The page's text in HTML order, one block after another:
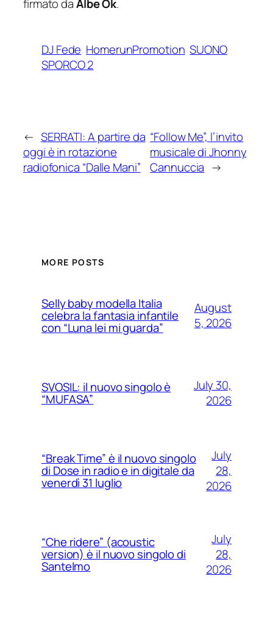
firmato daAlbe Ok.
DJ Fede HomerunPromotion SUONO
SPORCO 2
← SERRATI: A partire da
oggi è in rotazione
radiofonica “Dalle Mani”
“Follow Me”, l’invito
musicale di Jhonny
Cannuccia →
MORE POSTS
Selly baby modella Italia
celebra la fantasia infantile
con “Luna lei mi guarda”
August
5, 2026
SVOSIL: il nuovo singolo è
“MUFASA”
July 30,
2026
“Break Time” è il nuovo singolo
di Dose in radio e in digitale da
venerdì 31 luglio
July
28,
2026
“Che ridere” (acoustic
version) è il nuovo singolo di
Santelmo
July
28,
2026